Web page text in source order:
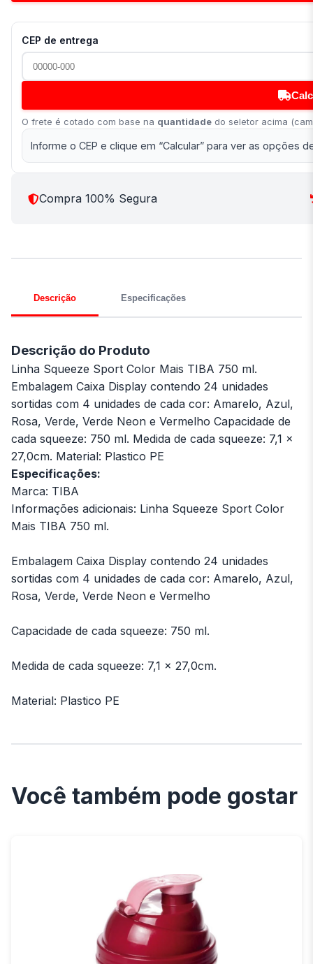
CEP de entrega
O frete é cotado com base na quantidade do seletor acima
Informe o CEP e clique em “Calcular” para ver as opções
Compra 100% Segura
Descrição Especificações
Descrição do Produto
Linha Squeeze Sport Color Mais TIBA 750 ml.
Embalagem Caixa Display contendo 24 unidades
sortidas com 4 unidades de cada cor: Amarelo, Azul,
Rosa, Verde, Verde Neon e Vermelho Capacidade de
cada squeeze: 750 ml. Medida de cada squeeze: 7,1 x
27,0cm. Material: Plastico PE
Especificações:
Marca: TIBA
Informações adicionais: Linha Squeeze Sport Color
Mais TIBA 750 ml.
Embalagem Caixa Display contendo 24 unidades
sortidas com 4 unidades de cada cor: Amarelo, Azul,
Rosa, Verde, Verde Neon e Vermelho
Capacidade de cada squeeze: 750 ml.
Medida de cada squeeze: 7,1 x 27,0cm.
Material: Plastico PE
Você também pode gostar